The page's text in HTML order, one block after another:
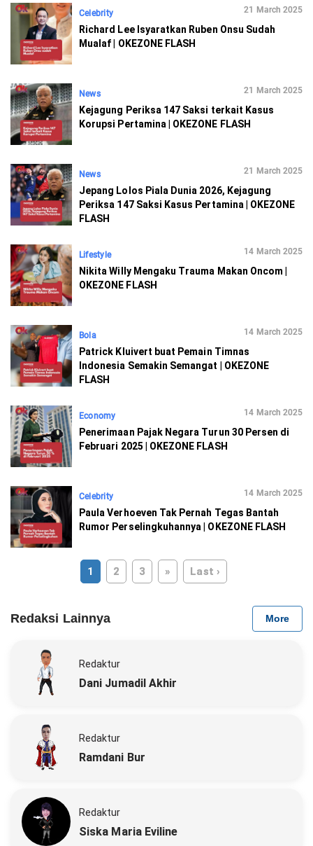
Celebrity 21 March 2025
Richard Lee Isyaratkan Ruben Onsu Sudah
Mualaf | OKEZONE FLASH
News 21 March 2025
Kejagung Periksa 147 Saksi terkait Kasus
Korupsi Pertamina | OKEZONE FLASH
News 21 March 2025
Jepang Lolos Piala Dunia 2026, Kejagung
Periksa 147 Saksi Kasus Pertamina | OKEZONE
FLASH
Lifestyle 14 March 2025
Nikita Willy Mengaku Trauma Makan Oncom |
OKEZONE FLASH
Bola 14 March 2025
Patrick Kluivert buat Pemain Timnas
Indonesia Semakin Semangat | OKEZONE
FLASH
Economy 14 March 2025
Penerimaan Pajak Negara Turun 30 Persen di
Februari 2025 | OKEZONE FLASH
Celebrity 14 March 2025
Paula Verhoeven Tak Pernah Tegas Bantah
Rumor Perselingkuhannya | OKEZONE FLASH
1 2 3 » Last ›
Redaksi Lainnya More
Redaktur
Dani Jumadil Akhir
Redaktur
Ramdani Bur
Redaktur
Siska Maria Eviline